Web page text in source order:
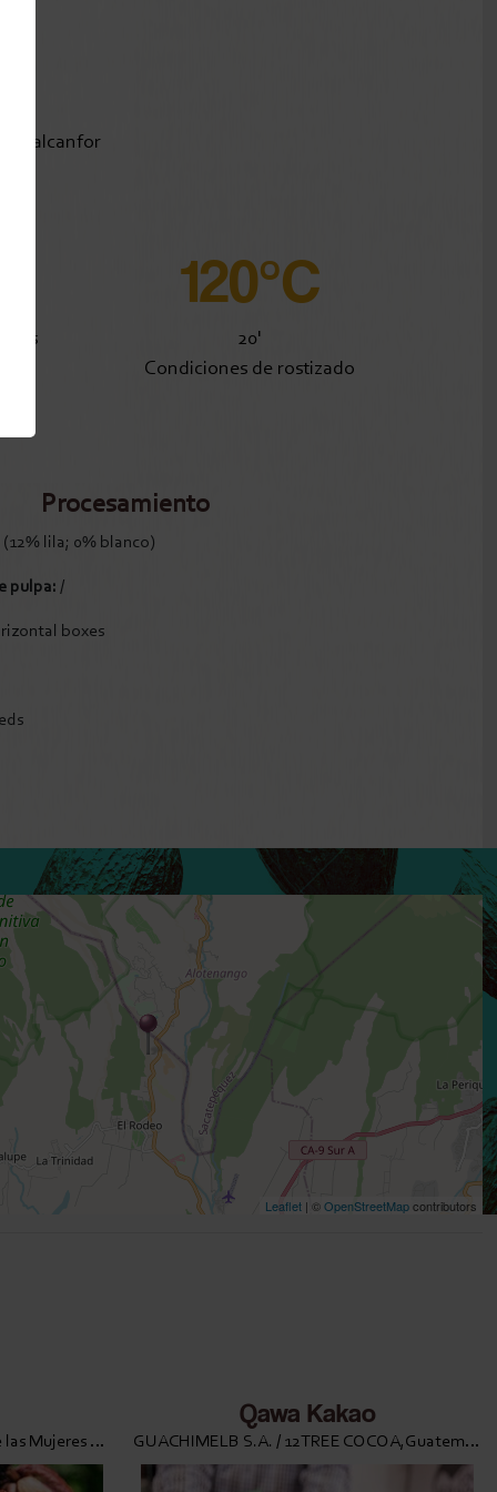
alcanfor
120°C
20'
Condiciones de rostizado
Procesamiento
(12% lila; 0% blanco)
pulpa: /
boxes
Leaflet| ©OpenStreetMapcontributors
Asociación para la Promoción de las Mujeres de Waslala APROMUWA R.L.,Nicaragua
Qawa Kakao
GUACHIMELB S.A. / 12TREE COCOA,Guatemala